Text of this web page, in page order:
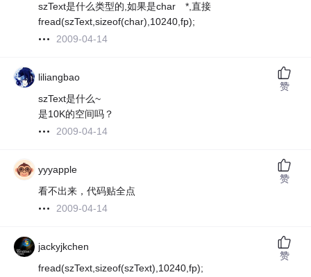
szText是什么类型的,如果是char *,直接
fread(szText,sizeof(char),10240,fp);
2009-04-14
liliangbao
szText是什么~
是10K的空间吗？
2009-04-14
赞
yyyapple
看不出来，代码贴全点
2009-04-14
赞
jackyjkchen
fread(szText,sizeof(szText),10240,fp);
赞